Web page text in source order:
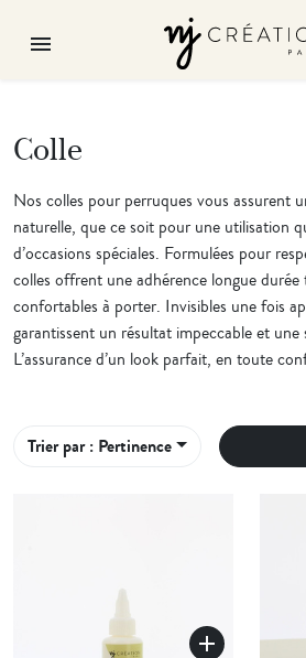
menu
Rechercher
Colle
Nos colles pour perruques vous assurent
naturelle, que ce soit pour une utilisation
d’occasions spéciales. Formulées pour
colles offrent une adhérence longue
confortables à porter. Invisibles une fois
garantissent un résultat impeccable et
L’assurance d’un look parfait, en toute
Trier par : Pertinence
add